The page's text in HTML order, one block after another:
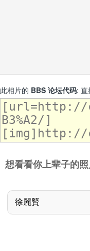
此相片的 BBS 论坛代码: 直
想看看你上辈子的